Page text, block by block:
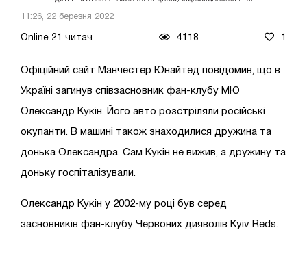
11:26, 22 березня 2022
Online 21 читач 4118 1
Офіційний сайт Манчестер Юнайтед повідомив, що в
Україні загинув співзасновник фан-клубу МЮ
Олександр Кукін. Його авто розстріляли російські
окупанти. В машині також знаходилися дружина та
донька Олександра. Сам Кукін не вижив, а дружину та
доньку госпіталізували.
Олександр Кукін у 2002-му році був серед
засновників фан-клубу Червоних дияволів Kyiv Reds.